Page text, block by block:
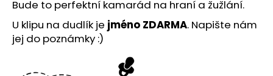
Bude to perfektní kamarád na hraní a žužlání.
U klipu na dudlík je jméno ZDARMA. Napište nám
jej do poznámky :)
u
j
e